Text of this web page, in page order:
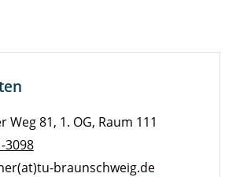
Weg 81, 1. OG, Raum 111
3098
braun­schweig.de